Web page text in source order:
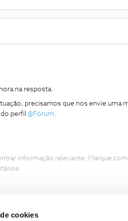
cookies
na resposta.
precisamos que nos envie uma
perfil @Fórum.
informação relevante. Marque